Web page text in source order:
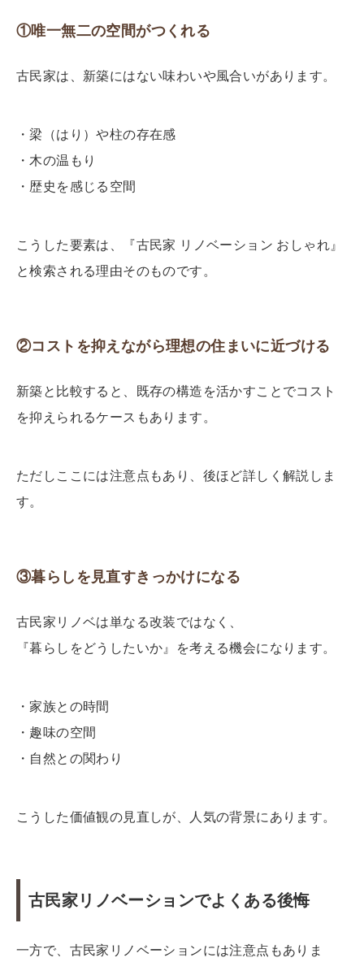
①唯一無二の空間がつくれる
古民家は、新築にはない味わいや風合いがあります。
・梁（はり）や柱の存在感
・木の温もり
・歴史を感じる空間
こうした要素は、
『古民家 リノベーション おしゃれ』
と検索される理由そのものです。
②コストを抑えながら理想の住まいに近づける
新築と比較すると、
既存の構造を活かすことでコスト
を抑えられるケースもあります。
ただしここには注意点もあり、後ほど詳しく解説しま
す。
③暮らしを見直すきっかけになる
古民家リノベは単なる改装ではなく、
『暮らしをどうしたいか』を考える機会になります。
・家族との時間
・趣味の空間
・自然との関わり
こうした価値観の見直しが、人気の背景にあります。
古民家リノベーションでよくある後悔
一方で、古民家リノベーションには注意点もありま